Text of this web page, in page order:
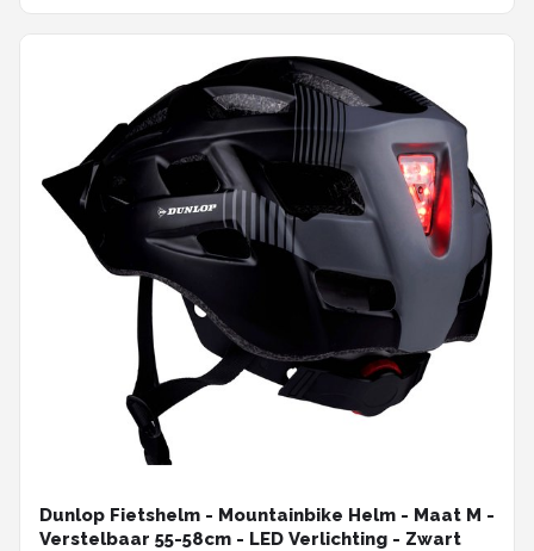
Dunlop Fietshelm - Mountainbike Helm - Maat M -
Verstelbaar 55-58cm - LED Verlichting - Zwart